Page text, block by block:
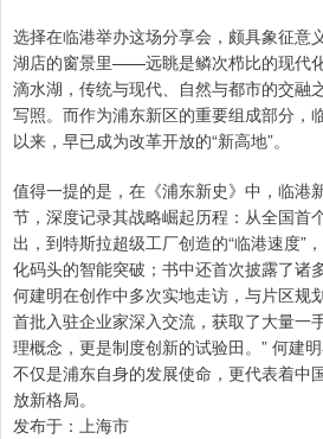
选择在临港举办这场分享会，颇具象征意
湖店的窗景里——远眺是鳞次栉比的现代
滴水湖，传统与现代、自然与都市的交融
写照。而作为浦东新区的重要组成部分，
以来，早已成为改革开放的“新高地”。
值得一提的是，在《浦东新史》中，临港
节，深度记录其战略崛起历程：从全国首
出，到特斯拉超级工厂创造的“临港速度”
化码头的智能突破；书中还首次披露了
何建明在创作中多次实地走访，与片区规
首批入驻企业家深入交流，获取了大量一
理概念，更是制度创新的试验田。” 何建
不仅是浦东自身的发展使命，更代表着中
放新格局。
发布于：上海市